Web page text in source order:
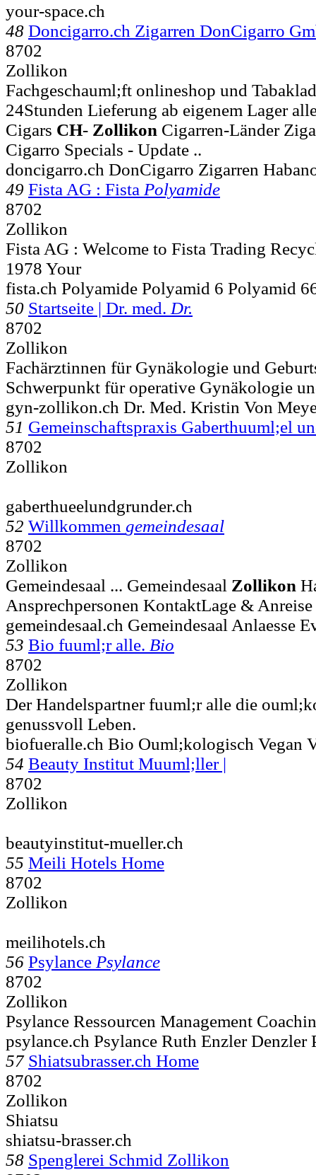
your-space.ch
48 Doncigarro.ch Zigarren DonCigarro
8702
Zollikon
Fachgeschauml;ft onlineshop und
24Stunden Lieferung ab eigenem Lager
Cigars CH- Zollikon Cigarren-Länder
Cigarro Specials - Update ..
doncigarro.ch DonCigarro Zigarren
49 Fista AG : Fista Polyamide
8702
Zollikon
Fista AG : Welcome to Fista Trading
1978 Your
fista.ch Polyamide Polyamid 6 Polyamid
50 Startseite | Dr. med. Dr.
8702
Zollikon
Fachärztinnen für Gynäkologie und
Schwerpunkt für operative Gynäkologie
gyn-zollikon.ch Dr. Med. Kristin Von
51 Gemeinschaftspraxis Gaberthuuml;el
8702
Zollikon
gaberthueelundgrunder.ch
52 Willkommen gemeindesaal
8702
Zollikon
Gemeindesaal ... Gemeindesaal Zollikon
Ansprechpersonen KontaktLage & Anreise
gemeindesaal.ch Gemeindesaal Anlaesse
53 Bio fuuml;r alle. Bio
8702
Zollikon
Der Handelspartner fuuml;r alle die
genussvoll Leben.
biofueralle.ch Bio Ouml;kologisch Vegan
54 Beauty Institut Muuml;ller |
8702
Zollikon
beautyinstitut-mueller.ch
55 Meili Hotels Home
8702
Zollikon
meilihotels.ch
56 Psylance Psylance
8702
Zollikon
Psylance Ressourcen Management
psylance.ch Psylance Ruth Enzler Denzler
57 Shiatsubrasser.ch Home
8702
Zollikon
Shiatsu
shiatsu-brasser.ch
58 Spenglerei Schmid Zollikon